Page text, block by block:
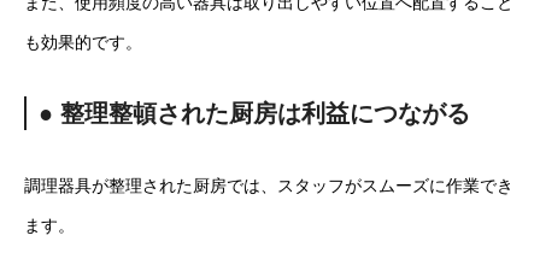
も効果的です。
● 整理整頓された厨房は利益につながる
調理器具が整理された厨房では、スタッフがスムーズに作業でき
ます。